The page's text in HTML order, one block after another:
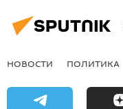
НОВОСТИ ПОЛИТИКА